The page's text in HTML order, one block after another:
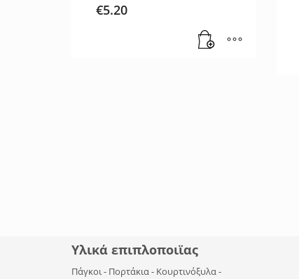
€5.20
Υλικά επιπλοποιϊας
Πάγκοι - Πορτάκια - Κουρτινόξυλα -